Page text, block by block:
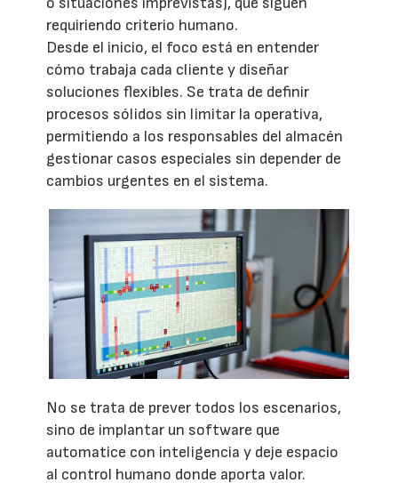
requiriendo criterio humano.
Desde el inicio, el foco está en entender
cómo trabaja cada cliente y diseñar
soluciones flexibles. Se trata de definir
procesos sólidos sin limitar la operativa,
permitiendo a los responsables del almacén
gestionar casos especiales sin depender de
cambios urgentes en el sistema.
No se trata de prever todos los escenarios,
sino de implantar un software que
automatice con inteligencia y deje espacio
al control humano donde aporta valor.